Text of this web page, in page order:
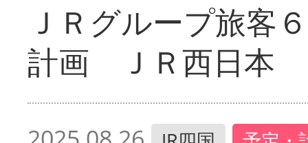
ＪＲグループ旅客
計画 ＪＲ西日本